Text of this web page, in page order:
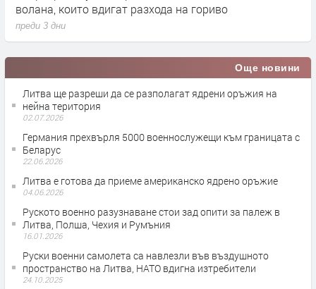
волана, които вдигат разхода на гориво
преди 3 дни
Още новини
Литва ще разреши да се разполагат ядрени оръжия на
нейна територия
02.07.2026
Германия прехвърля 5000 военнослужещи към границата с
Беларус
22.06.2026
Литва е готова да приеме американско ядрено оръжие
04.06.2026
Руското военно разузнаване стои зад опити за палеж в
Литва, Полша, Чехия и Румъния
16.01.2026
Руски военни самолета са навлезли във въздушното
пространство на Литва, НАТО вдигна изтребители
24.10.2025